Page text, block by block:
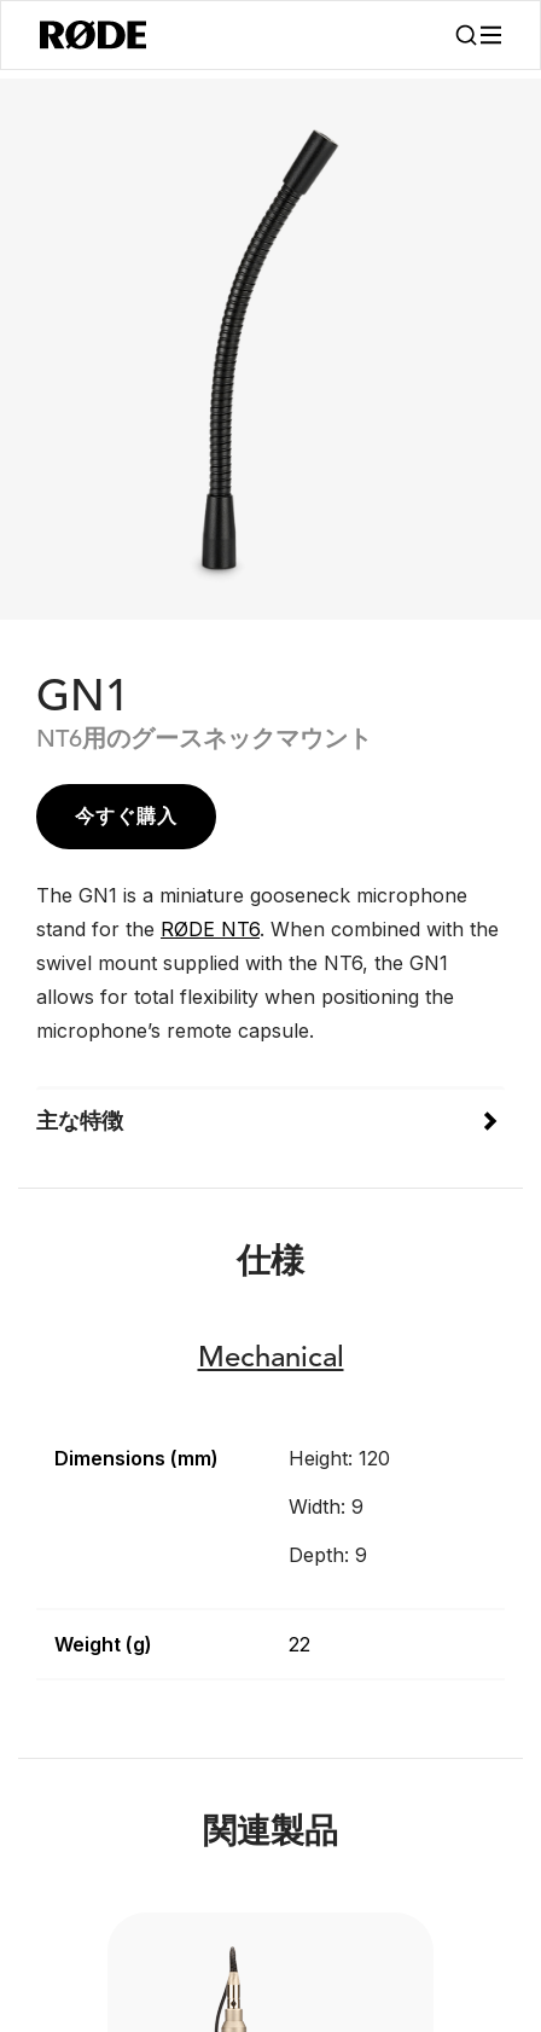
GN1
NT6用のグースネックマウント
今すぐ購入
The GN1 is a miniature gooseneck microphone
stand for the RØDE NT6. When combined with the
swivel mount supplied with the NT6, the GN1
allows for total flexibility when positioning the
microphone’s remote capsule.
主な特徴
仕様
Mechanical
Dimensions (mm)
Height: 120
Width: 9
Depth: 9
Weight (g) 22
関連製品